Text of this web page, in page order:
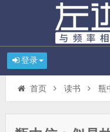
登录
首页 读书 瓶